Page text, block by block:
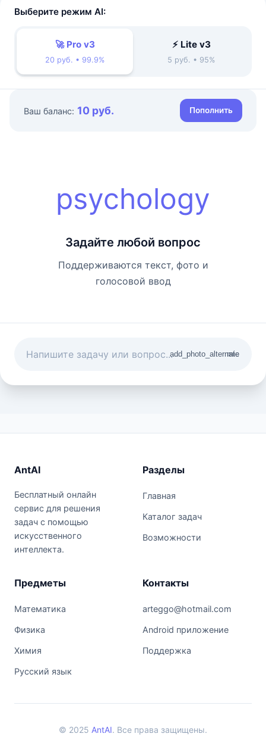
Выберите режим AI:
🚀 Pro v3
20 руб. • 99.9%
⚡ Lite v3
5 руб. • 95%
Ваш баланс: 10 руб. Пополнить
psychology
Задайте любой вопрос
Поддерживаются текст, фото и
голосовой ввод
add_photo_alternate
mic
AntAI
Бесплатный онлайн
сервис для решения
задач с помощью
искусственного
интеллекта.
Разделы
Главная
Каталог задач
Возможности
Предметы
Математика
Физика
Химия
Русский язык
Контакты
arteggo@hotmail.com
Android приложение
Поддержка
© 2025 AntAI. Все права защищены.